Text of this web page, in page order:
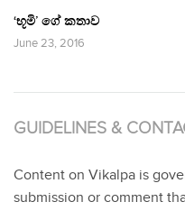
‘භූමි’ ගේ කතාව
June 23, 2016
GUIDELINES &
Content on Vikalpa is
submission or comment